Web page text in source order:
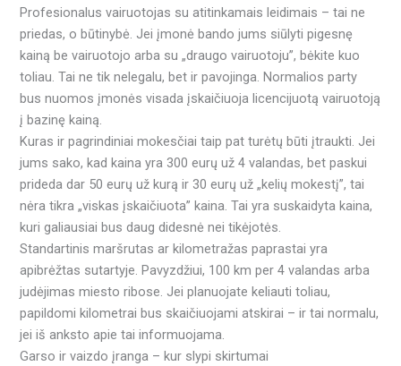
Profesionalus vairuotojas su atitinkamais leidimais – tai ne
priedas, o būtinybė. Jei įmonė bando jums siūlyti pigesnę
kainą be vairuotojo arba su „draugo vairuotoju”, bėkite kuo
toliau. Tai ne tik nelegalu, bet ir pavojinga. Normalios party
bus nuomos įmonės visada įskaičiuoja licencijuotą vairuotoją
į bazinę kainą.
Kuras ir pagrindiniai mokesčiai taip pat turėtų būti įtraukti. Jei
jums sako, kad kaina yra 300 eurų už 4 valandas, bet paskui
prideda dar 50 eurų už kurą ir 30 eurų už „kelių mokestį”, tai
nėra tikra „viskas įskaičiuota” kaina. Tai yra suskaidyta kaina,
kuri galiausiai bus daug didesnė nei tikėjotės.
Standartinis maršrutas ar kilometražas paprastai yra
apibrėžtas sutartyje. Pavyzdžiui, 100 km per 4 valandas arba
judėjimas miesto ribose. Jei planuojate keliauti toliau,
papildomi kilometrai bus skaičiuojami atskirai – ir tai normalu,
jei iš anksto apie tai informuojama.
Garso ir vaizdo įranga – kur slypi skirtumai